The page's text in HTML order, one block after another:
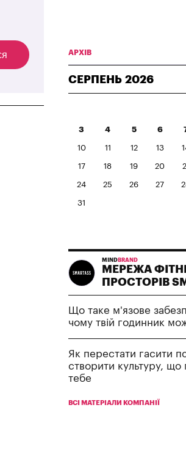
АРХІВ
СЕРПЕНЬ 2026
3 4 5 6
10 11 12 13
17 18 19 20
24 25 26 27
31
MIND BRAND
МЕРЕЖА
ПРОСТОРІВ
Що таке м'язове
чому твій годинник
Як перестати гасити
створити культуру,
тебе
ВСІ МАТЕРІАЛИ КОМПАНІЇ